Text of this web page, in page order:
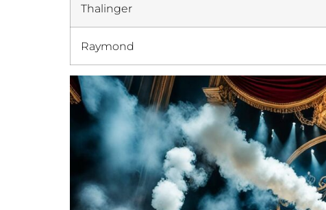
Thalinger
Raymond